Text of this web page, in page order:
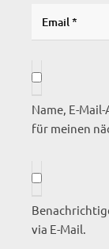
Name, E-
für meinen
via E-Mail.